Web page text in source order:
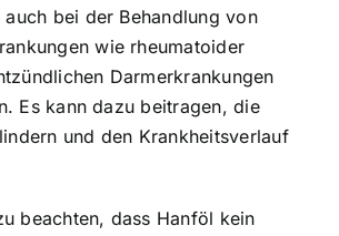
bei der Behandlung von
wie rheumatoider
Darmerkrankungen
Es kann dazu beitragen, die
und den Krankheitsverlauf
beachten, dass Hanföl kein